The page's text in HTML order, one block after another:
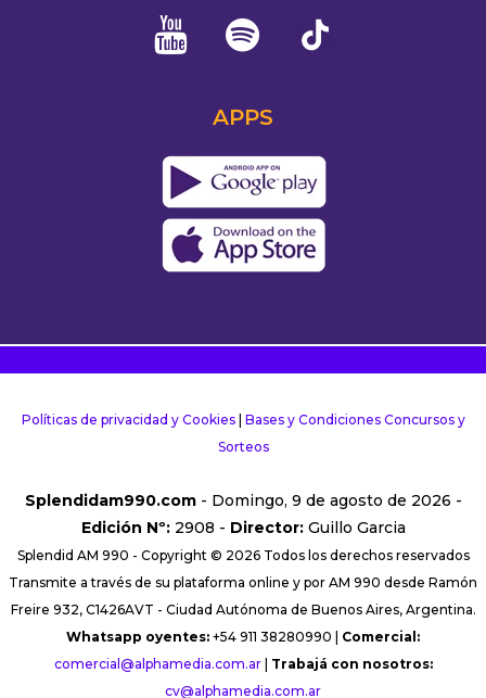
APPS
Políticas de privacidad y Cookies| Bases y Condiciones Concursos y
Sorteos
Splendidam990.com- Domingo, 9 de agosto de 2026 -
Edición Nº:2908 - Director:Guillo Garcia
Splendid AM 990 - Copyright © 2026 Todos los derechos reservados
Transmite a través de su plataforma online y por AM 990 desde Ramón
Freire 932, C1426AVT - Ciudad Autónoma de Buenos Aires, Argentina.
Whatsapp oyentes: +54 911 38280990 | Comercial:
comercial@alphamedia.com.ar| Trabajá con nosotros:
cv@alphamedia.com.ar